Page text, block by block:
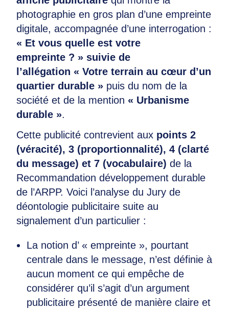
photographie en gros plan d’une empreinte
digitale, accompagnée d’une interrogation :
« Et vous quelle est votre
empreinte ? » suivie de
l’allégation « Votre terrain au cœur d’un
quartier durable » puis du nom de la
société et de la mention « Urbanisme
durable ».
Cette publicité contrevient aux points 2
(véracité), 3 (proportionnalité), 4 (clarté
du message) et 7 (vocabulaire) de la
Recommandation développement durable
de l’ARPP. Voici l’analyse du Jury de
déontologie publicitaire suite au
signalement d’un particulier :
La notion d’ « empreinte », pourtant
centrale dans le message, n’est définie à
aucun moment ce qui empêche de
considérer qu’il s’agit d’un argument
publicitaire présenté de manière claire et